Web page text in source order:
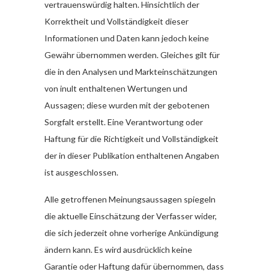
vertrauenswürdig halten. Hinsichtlich der
Korrektheit und Vollständigkeit dieser
Informationen und Daten kann jedoch keine
Gewähr übernommen werden. Gleiches gilt für
die in den Analysen und Markteinschätzungen
von inult enthaltenen Wertungen und
Aussagen; diese wurden mit der gebotenen
Sorgfalt erstellt. Eine Verantwortung oder
Haftung für die Richtigkeit und Vollständigkeit
der in dieser Publikation enthaltenen Angaben
ist ausgeschlossen.
Alle getroffenen Meinungsaussagen spiegeln
die aktuelle Einschätzung der Verfasser wider,
die sich jederzeit ohne vorherige Ankündigung
ändern kann. Es wird ausdrücklich keine
Garantie oder Haftung dafür übernommen, dass